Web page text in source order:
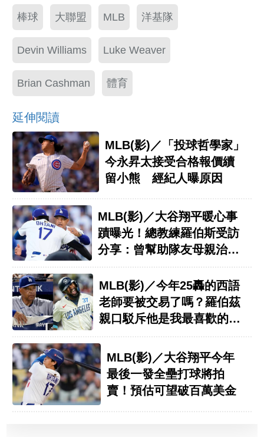
棒球 大聯盟 MLB 洋基隊
Devin Williams Luke Weaver
Brian Cashman 體育
延伸閱讀
MLB(影)／「投球哲學家」
今永昇太接受合格報價續
留小熊 經紀人曝原因
MLB(影)／大谷翔平暖心事
蹟曝光！總教練羅伯斯受訪
分享：曾幫助隊友母親治療
MLB(影)／今年25轟的西語
老師要被交易了嗎？羅伯茲
親口駁斥他是我最喜歡的球
MLB(影)／大谷翔平今年
最後一發全壘打球將拍
賣！預估可望破百萬美金